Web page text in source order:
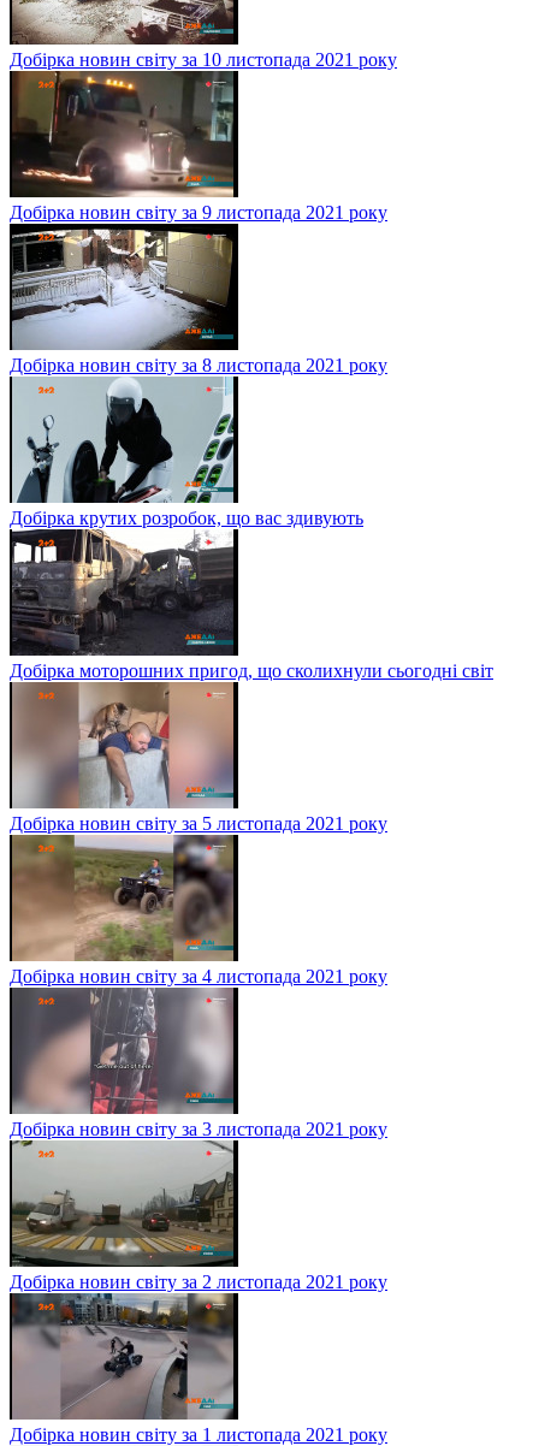
Добірка новин світу за 10 листопада 2021 року
Добірка новин світу за 9 листопада 2021 року
Добірка новин світу за 8 листопада 2021 року
Добірка крутих розробок, що вас здивують
Добірка моторошних пригод, що сколихнули сьогодні світ
Добірка новин світу за 5 листопада 2021 року
Добірка новин світу за 4 листопада 2021 року
Добірка новин світу за 3 листопада 2021 року
Добірка новин світу за 2 листопада 2021 року
Добірка новин світу за 1 листопада 2021 року